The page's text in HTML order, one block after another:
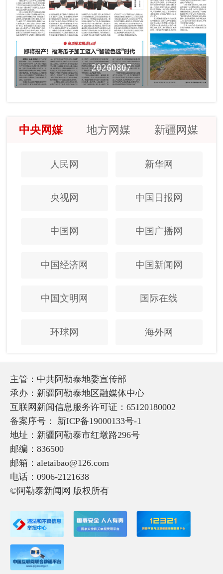
20260807
中央网媒 地方网媒 新疆网媒
人民网 新华网
央视网 中国日报网
中国网 中国广播网
中国经济网 中国新闻网
中国文明网 国际在线
环球网 海外网
主管：中共阿勒泰地委宣传部
承办：新疆阿勒泰地区融媒体中心
互联网新闻信息服务许可证：65120180002
备案序号： 新ICP备19000133号-1
地址：新疆阿勒泰市红墩路296号
邮编：836500
邮箱：aletaibao@126.com
电话：0906-2121638
©阿勒泰新闻网 版权所有